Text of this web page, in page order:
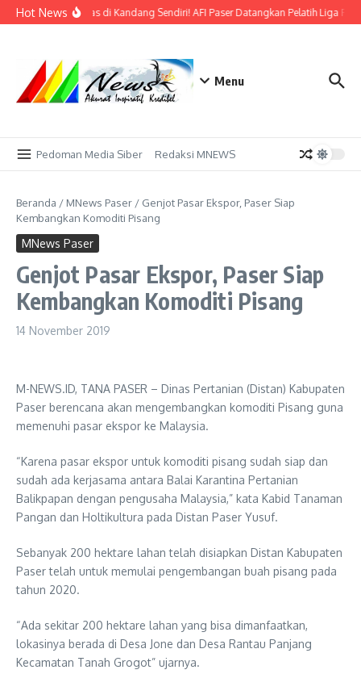
Lewati ke konten
Hot NewsBidik Emas di Kandang Sendiri! AFI Paser Datangkan Pelatih Liga
Menu
Pedoman Media Siber Redaksi MNEWS
Beranda / MNews Paser / Genjot Pasar Ekspor, Paser Siap
Kembangkan Komoditi Pisang
MNews Paser
Genjot Pasar Ekspor, Paser Siap
Kembangkan Komoditi Pisang
14 November 2019
M-NEWS.ID, TANA PASER – Dinas Pertanian (Distan) Kabupaten
Paser berencana akan mengembangkan komoditi Pisang guna
memenuhi pasar ekspor ke Malaysia.
“Karena pasar ekspor untuk komoditi pisang sudah siap dan
sudah ada kerjasama antara Balai Karantina Pertanian
Balikpapan dengan pengusaha Malaysia,” kata Kabid Tanaman
Pangan dan Holtikultura pada Distan Paser Yusuf.
Sebanyak 200 hektare lahan telah disiapkan Distan Kabupaten
Paser telah untuk memulai pengembangan buah pisang pada
tahun 2020.
“Ada sekitar 200 hektare lahan yang bisa dimanfaatkan,
lokasinya berada di Desa Jone dan Desa Rantau Panjang
Kecamatan Tanah Grogot” ujarnya.